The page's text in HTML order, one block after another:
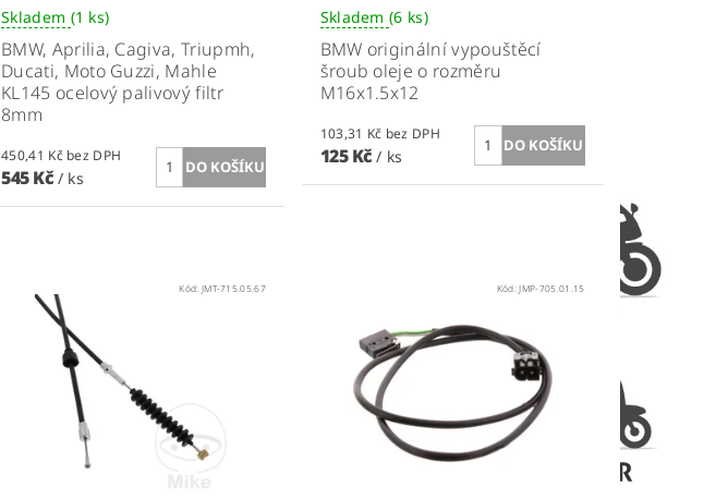
Skladem (1 ks)
BMW, Aprilia, Cagiva, Triupmh,
Ducati, Moto Guzzi, Mahle
KL145 ocelový palivový filtr
8mm
450,41 Kč bez DPH
545 Kč / ks
Skladem(6 ks)
BMW originální vypouštěcí
šroub oleje o rozměru
M16x1.5x12
103,31 Kč bez DPH
125 Kč/ ks
Kód: JMT-715.05.67 Kód:JMP-705.01.15